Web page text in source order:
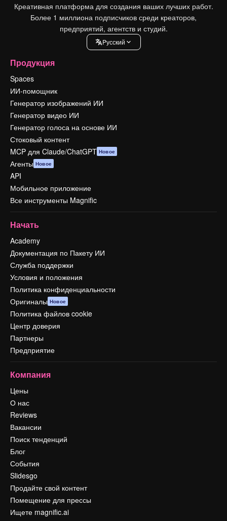
Креативная платформа для создания ваших лучших работ.
Более 1 миллиона подписчиков среди креаторов,
предприятий, агентств и студий.
Pусский
Продукция
Spaces
ИИ-помощник
Генератор изображений ИИ
Генератор видео ИИ
Генератор голоса на основе ИИ
Стоковый контент
MCP для Claude/ChatGPT Новое
Агенты Новое
API
Мобильное приложение
Все инструменты Magnific
Начать
Academy
Документация по Пакету ИИ
Служба поддержки
Условия и положения
Политика конфиденциальности
Оригиналы Новое
Политика файлов cookie
Центр доверия
Партнеры
Предприятие
Компания
Цены
О нас
Reviews
Вакансии
Поиск тенденций
Блог
События
Slidesgo
Продайте свой контент
Помещение для прессы
Ищете magnific.ai